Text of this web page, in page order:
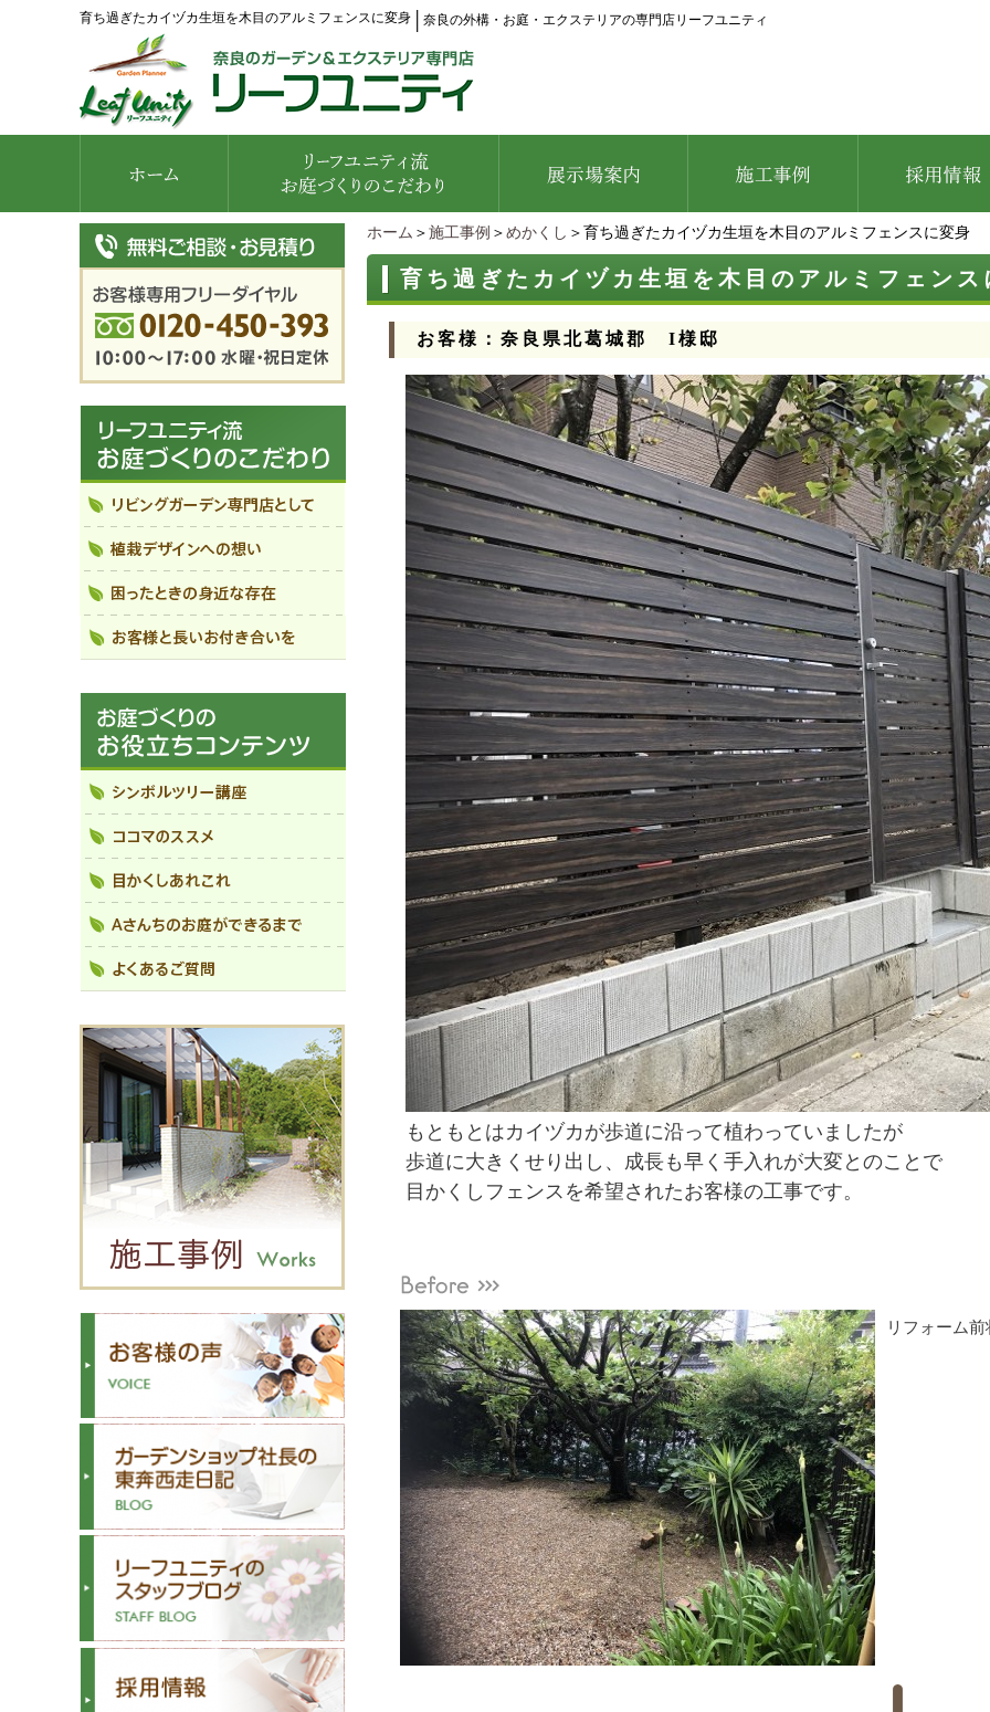
育ち過ぎたカイヅカ生垣を木目のアルミフェンスに変身 奈良の外構・お庭・エクステリアの専門店リーフユニティ
ホーム ＞ 施工事例 ＞ めかくし ＞育ち過ぎたカイヅカ生垣を木目のアルミフェンスに変身
育ち過ぎたカイヅカ生垣を木目のアルミフェンス
お客様：奈良県北葛城郡 I様邸
もともとはカイヅカが歩道に沿って植わっていましたが
歩道に大きくせり出し、成長も早く手入れが大変とのことで
目かくしフェンスを希望されたお客様の工事です。
リフォーム前